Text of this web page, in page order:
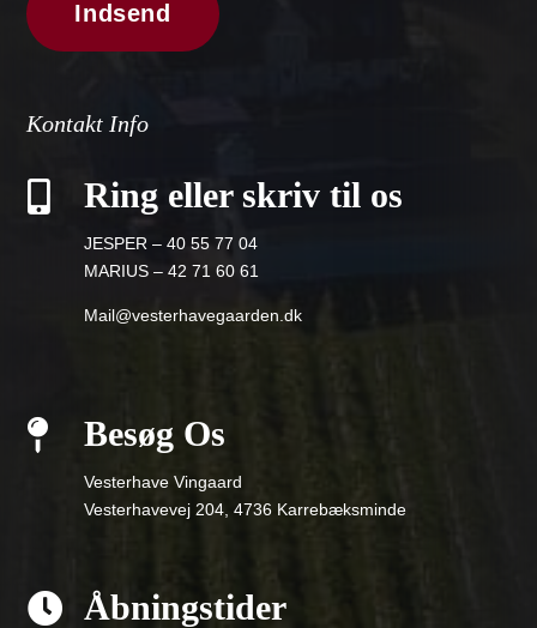
Kontakt Info
 Ring eller skriv til os
JESPER – 40 55 77 04
MARIUS – 42 71 60 61
Mail@vesterhavegaarden.dk
 Besøg Os
Vesterhave Vingaard
Vesterhavevej 204, 4736 Karrebæksminde
 Åbningstider